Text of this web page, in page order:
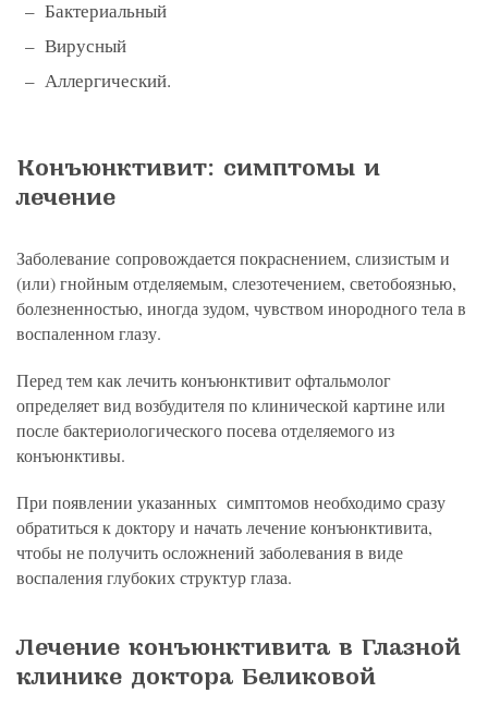
Бактериальный
Вирусный
Аллергический.
Конъюнктивит: симптомы и
лечение
Заболевание сопровождается покраснением, слизистым и
(или) гнойным отделяемым, слезотечением, светобоязнью,
болезненностью, иногда зудом, чувством инородного тела в
воспаленном глазу.
Перед тем как лечить конъюнктивит офтальмолог
определяет вид возбудителя по клинической картине или
после бактериологического посева отделяемого из
конъюнктивы.
При появлении указанных симптомов необходимо сразу
обратиться к доктору и начать лечение конъюнктивита,
чтобы не получить осложнений заболевания в виде
воспаления глубоких структур глаза.
Лечение конъюнктивита в Глазной
клинике доктора Беликовой